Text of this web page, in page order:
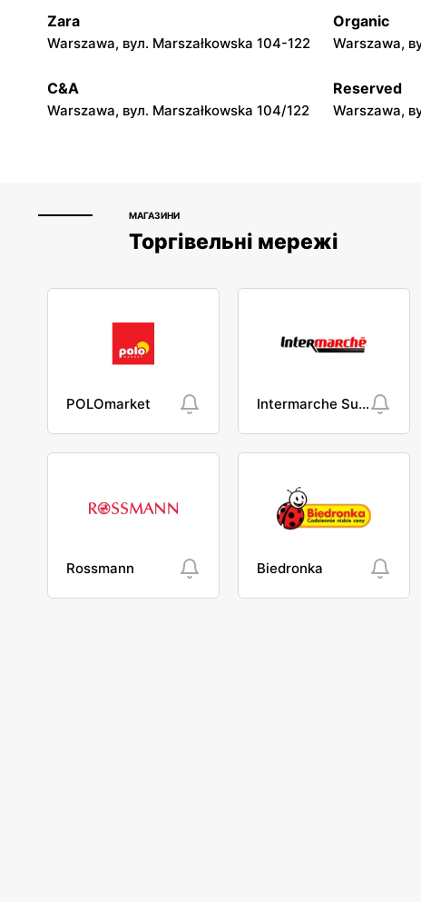
Puławy, вул. Dęblińska 18 Kutno, вул.
Zara
Warszawa, вул. Marszałkowska 104-122
Organic
Warszawa,
C&A
Warszawa, вул. Marszałkowska 104/122
Reserved
Warszawa,
МАГАЗИНИ
Торгівельні мережі
POLOmarket Intermarche Super
Rossmann Biedronka